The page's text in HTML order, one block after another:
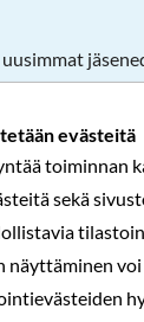
evästeitä
toiminnan
sekä
näyttäminen voi